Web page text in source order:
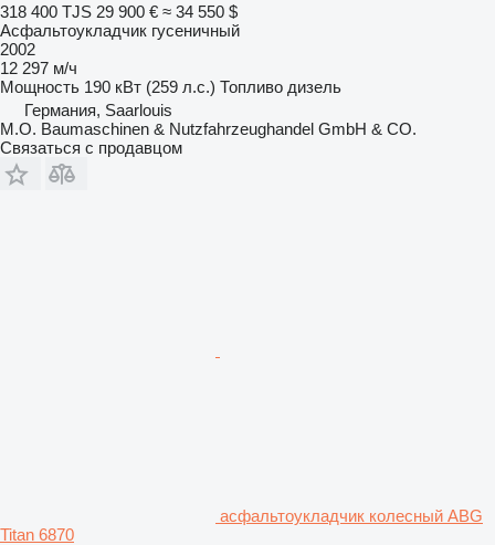
318 400 TJS 29 900 € ≈ 34 550 $
Асфальтоукладчик гусеничный
2002
12 297 м/ч
Мощность 190 кВт (259 л.с.) Топливо дизель
Германия, Saarlouis
M.O. Baumaschinen & Nutzfahrzeughandel GmbH & CO.
Связаться с продавцом
асфальтоукладчик колесный ABG
Titan 6870